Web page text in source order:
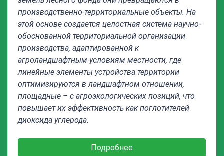
производственно-территориальные объекты. На
этой основе создается целостная система научно-
обоснованной территориальной организации
производства, адаптированной к
агроландшафтным условиям местности, где
линейные элементы устройства территории
оптимизируются в ландшафтном отношении,
площадные – с агроэкологических позиций, что
повышает их эффективность как поглотителей
диоксида углерода.
Подробнее